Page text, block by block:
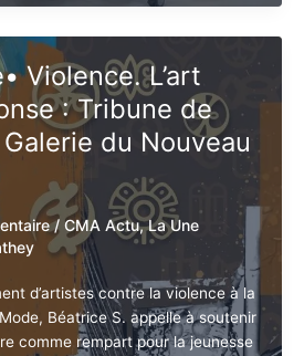
Violence. L’art
: Tribune de
du
/ CMA Actu,La
Mathey
d’artistes contre la violence à
Mode, Béatrice S. appelle à
la culture comme rempart pour